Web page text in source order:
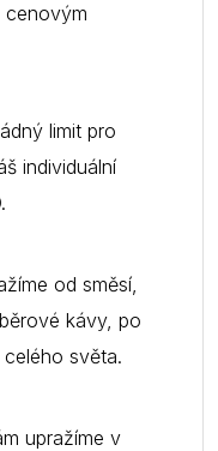
limit pro
individuální
od směsí,
kávy, po
světa.
upražíme v